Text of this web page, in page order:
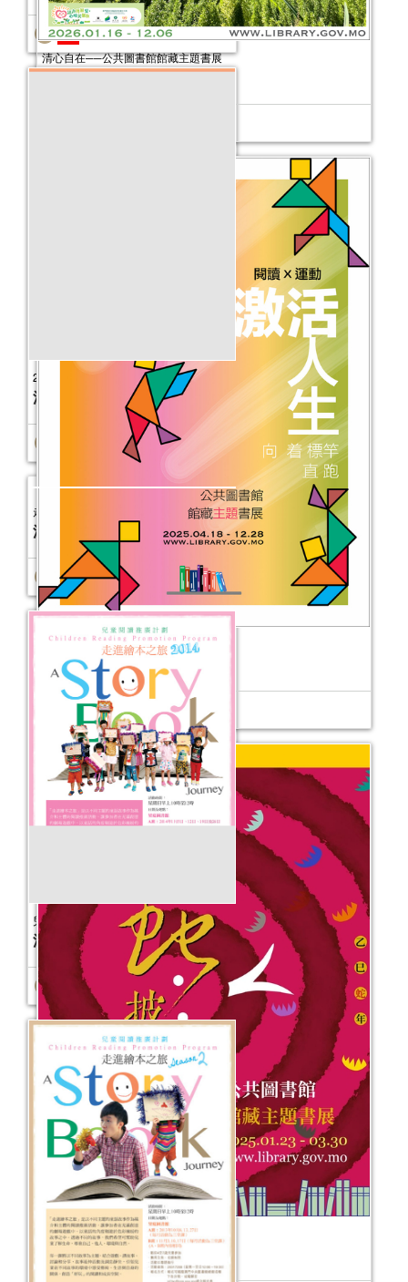
清心自在──公共圖書館館藏主題書展
活動日期：2026年01月16日
激活人生──公共圖書館館藏主題書展
活動日期： 2025年04月18日
金蛇披彩──公共圖書館館藏主題書展
活動日期：2025年01月23日
2015年第一期的「走進繪本之旅」
活動日期： 2015年03月01日
走進繪本之旅 - 2014
活動日期：2014年08月31日
兒童閱讀推廣計劃<走進繪本之旅2014>
活動日期：2014年01月05日